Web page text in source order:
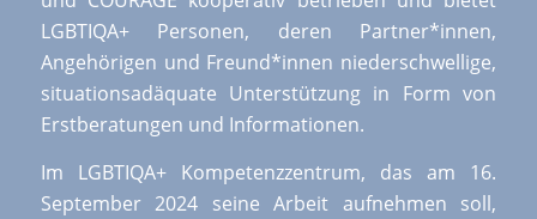
LGBTIQA+ Personen, deren Partner*innen,
Angehörigen und Freund*innen niederschwellige,
situationsadäquate Unterstützung in Form von
Erstberatungen und Informationen.
Im LGBTIQA+ Kompetenzzentrum, das am 16.
September 2024 seine Arbeit aufnehmen soll,